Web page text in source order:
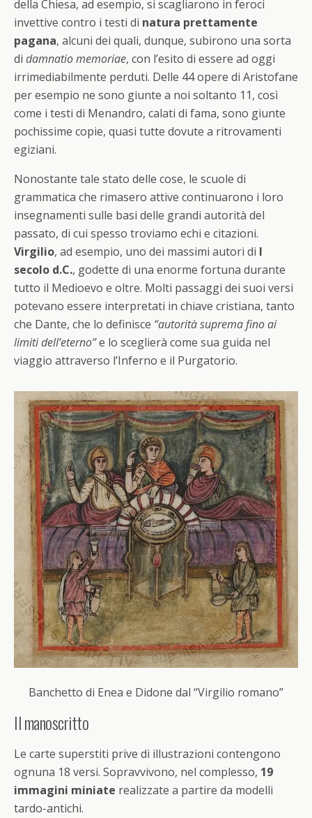
della Chiesa, ad esempio, si scagliarono in feroci
invettive contro i testi di natura prettamente
pagana, alcuni dei quali, dunque, subirono una sorta
di damnatio memoriae, con l’esito di essere ad oggi
irrimediabilmente perduti. Delle 44 opere di Aristofane
per esempio ne sono giunte a noi soltanto 11, così
come i testi di Menandro, calati di fama, sono giunte
pochissime copie, quasi tutte dovute a ritrovamenti
egiziani.
Nonostante tale stato delle cose, le scuole di
grammatica che rimasero attive continuarono i loro
insegnamenti sulle basi delle grandi autorità del
passato, di cui spesso troviamo echi e citazioni.
Virgilio, ad esempio, uno dei massimi autori di I
secolo d.C., godette di una enorme fortuna durante
tutto il Medioevo e oltre. Molti passaggi dei suoi versi
potevano essere interpretati in chiave cristiana, tanto
che Dante, che lo definisce “autorità suprema fino ai
limiti dell’eterno”e lo sceglierà come sua guida nel
viaggio attraverso l’Inferno e il Purgatorio.
Banchetto di Enea e Didone dal “Virgilio romano”
Il manoscritto
Le carte superstiti prive di illustrazioni contengono
ognuna 18 versi. Sopravvivono, nel complesso, 19
immagini miniate realizzate a partire da modelli
tardo-antichi.